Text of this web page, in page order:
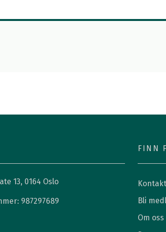
13, 0164 Oslo
987297689
FINN
Bli
Om oss